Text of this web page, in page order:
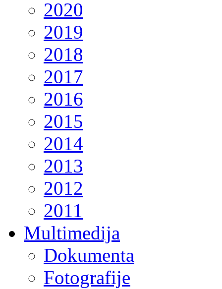
2020
2019
2018
2017
2016
2015
2014
2013
2012
2011
Multimedija
Dokumenta
Fotografije